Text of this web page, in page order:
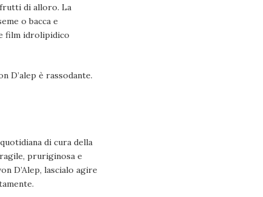
di alloro. La
o bacca e
film idrolipidico
D’alep è rassodante.
di cura della
pruriginosa e
D’Alep, lascialo agire